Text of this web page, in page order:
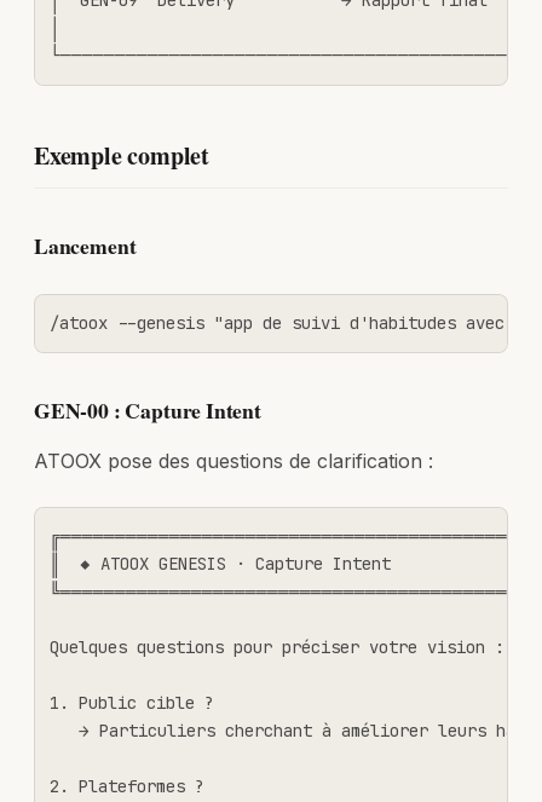
Exemple complet
Lancement
/atoox --genesis "app de suivi d'habitudes avec
GEN-00 : Capture Intent
ATOOX pose des questions de clarification :
║  ◆ ATOOX GENESIS · Capture Intent
Quelques questions pour préciser votre vision :
1. Public cible ?
→ Particuliers cherchant à améliorer leurs
2. Plateformes ?